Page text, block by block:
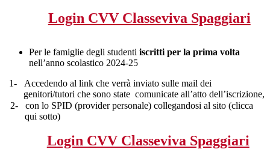
Login CVV Classeviva Spaggiari
Per le famiglie degli studenti iscritti per la prima volta
nell’anno scolastico 2024-25
1-
Accedendo al link che verrà inviato sulle mail dei
genitori/tutori che sono state comunicate all’atto dell’iscrizione,
2-
con lo SPID (provider personale) collegandosi al sito(clicca
qui sotto)
Login CVV Classeviva Spaggiari